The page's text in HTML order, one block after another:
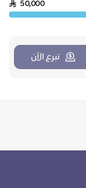
50,000
تبرع الآن